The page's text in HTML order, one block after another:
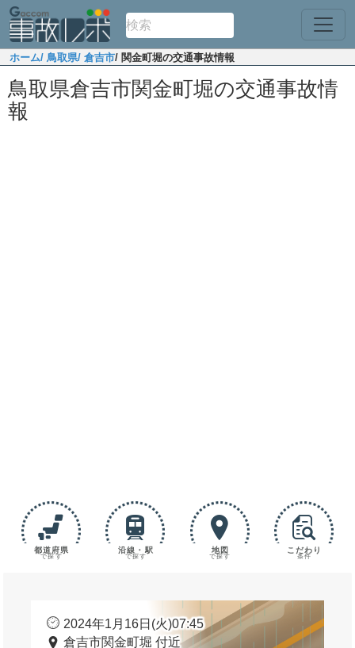
ホーム/ 鳥取県/ 倉吉市/ 関金町堀の交通事故情報
鳥取県倉吉市関金町堀の交通事故情
報
都道府県
で探す
沿線・駅
で探す
地図
で探す
こだわり
条件
2024年1月16日(火)07:45
倉吉市関金町堀 付近